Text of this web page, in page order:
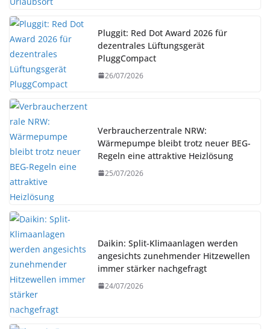
Pluggit: Red Dot Award 2026 für
dezentrales Lüftungsgerät
PluggCompact
26/07/2026
Verbraucherzentrale NRW:
Wärmepumpe bleibt trotz neuer BEG-
Regeln eine attraktive Heizlösung
25/07/2026
Daikin: Split-Klimaanlagen werden
angesichts zunehmender Hitzewellen
immer stärker nachgefragt
24/07/2026